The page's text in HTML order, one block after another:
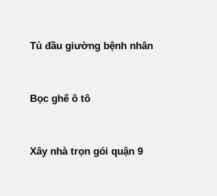
Tủ đầu giường bệnh nhân
Bọc ghế ô tô
Xây nhà trọn gói quận 9